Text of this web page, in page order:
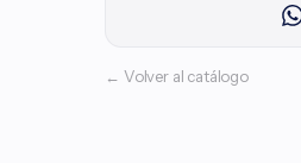
← Volver al catálogo